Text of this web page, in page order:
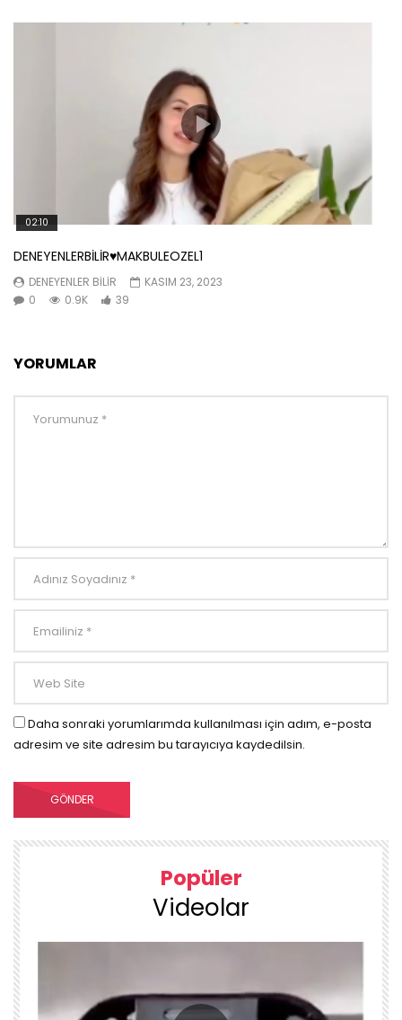
02:10
DENEYENLERBİLİR♥️MAKBULEOZEL1
DENEYENLER BILIR
KASIM 23, 2023
0
0.9K 39
YORUMLAR
Daha sonraki yorumlarımda kullanılması için adım, e-posta
adresim ve site adresim bu tarayıcıya kaydedilsin.
Popüler
Videolar